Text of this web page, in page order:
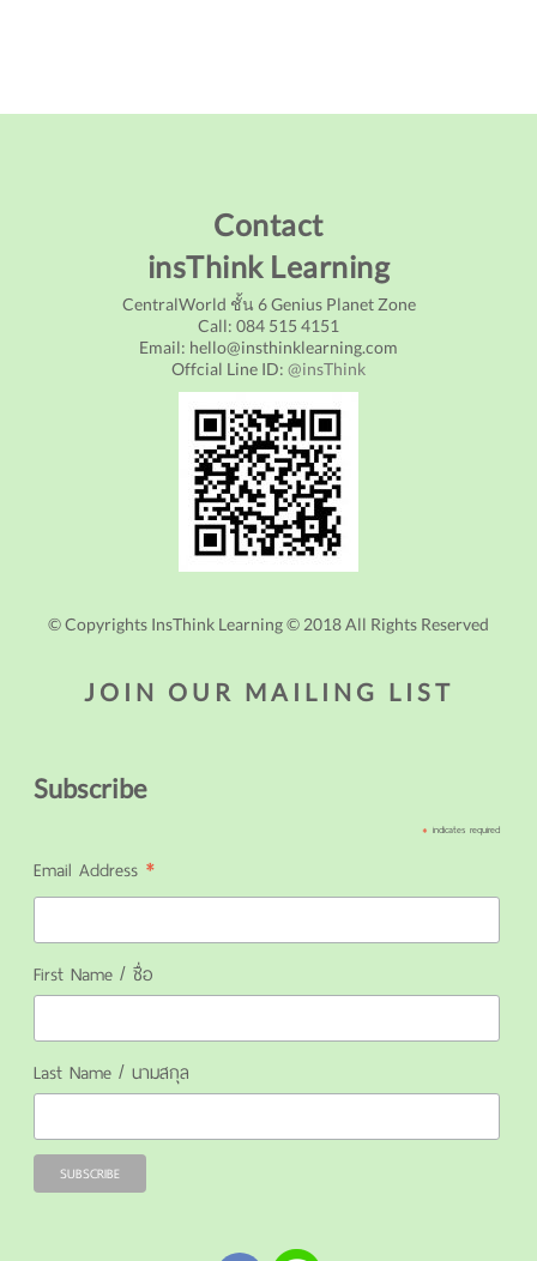
Contact
insThink Learning
CentralWorld ชั้น 6 Genius Planet Zone
Call: 084 515 4151
Email: hello@insthinklearning.com
Offcial Line ID: @insThink
© Copyrights InsThink Learning © 2018 All Rights Reserved
JOIN OUR MAILING LIST
Subscribe
* indicates required
Email Address *
First Name / ชื่อ
Last Name / นามสกุล